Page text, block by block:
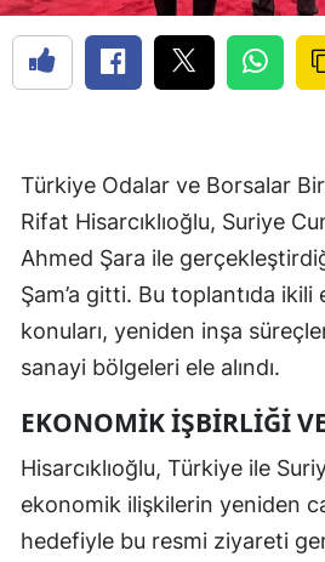
Türkiye Odalar ve Borsalar
Rifat Hisarcıklıoğlu, Suriye
Ahmed Şara ile
Şam’a gitti. Bu toplantıda
konuları, yeniden inşa
sanayi bölgeleri ele alındı.
EKONOMIK İŞBIRLIĞI
Hisarcıklıoğlu, Türkiye ile
ekonomik ilişkilerin yeniden
hedefiyle bu resmi ziyareti